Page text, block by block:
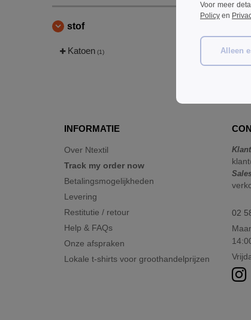
stof
Katoen (1)
INFORMATIE
Over Ntextil
Track my order now
Betalingsmogelijkheden
Levering
Restitutie / retour
Help & FAQs
Onze afspraken
Lokale t-shirts voor groothandelprijzen
Klant
02
Voor meer
Policy en
Alleen